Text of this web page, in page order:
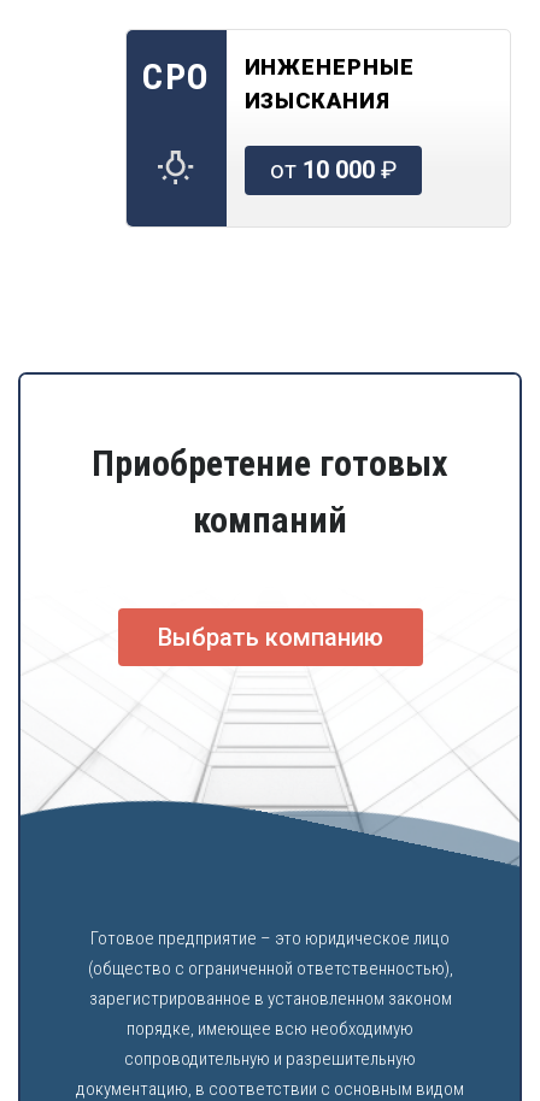
СРО
ИНЖЕНЕРНЫЕ
ИЗЫСКАНИЯ
от 10 000₽
Приобретение готовых
компаний
Выбрать компанию
Готовое предприятие – это юридическое лицо
(общество с ограниченной ответственностью),
зарегистрированное в установленном законом
порядке, имеющее всю необходимую
сопроводительную и разрешительную
документацию, в соответствии с основным видом